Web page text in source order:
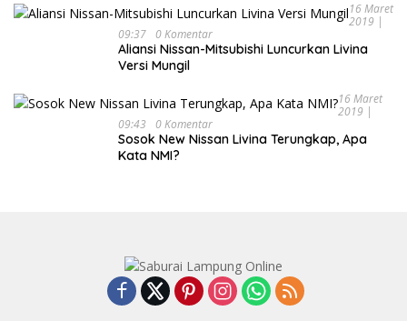
16 Maret
2019 |
09:37 0 Komentar
Aliansi Nissan-Mitsubishi Luncurkan Livina
Versi Mungil
16 Maret
2019 |
09:43
0 Komentar
Sosok New Nissan Livina Terungkap, Apa
Kata NMI?